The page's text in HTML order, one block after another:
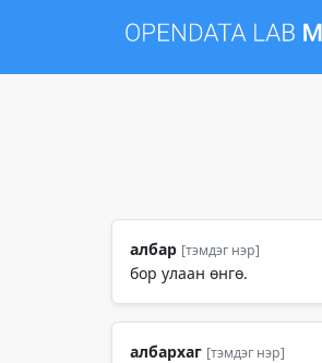
албар [тэмдэг нэр]
бор улаан өнгө.
албархаг [тэмдэг нэр]